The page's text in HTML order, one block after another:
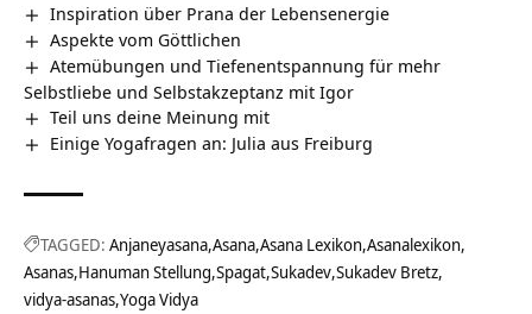
Inspiration über Prana der Lebensenergie
Aspekte vom Göttlichen
Atemübungen und Tiefenentspannung für mehr
Selbstliebe und Selbstakzeptanz mit Igor
Teil uns deine Meinung mit
Einige Yogafragen an: Julia aus Freiburg
TAGGED: Anjaneyasana Asana Asana Lexikon Asanalexikon
Asanas Hanuman Stellung Spagat Sukadev Sukadev Bretz
vidya-asanas Yoga Vidya